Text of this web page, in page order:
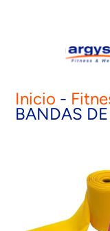
Inicio -
BANDAS